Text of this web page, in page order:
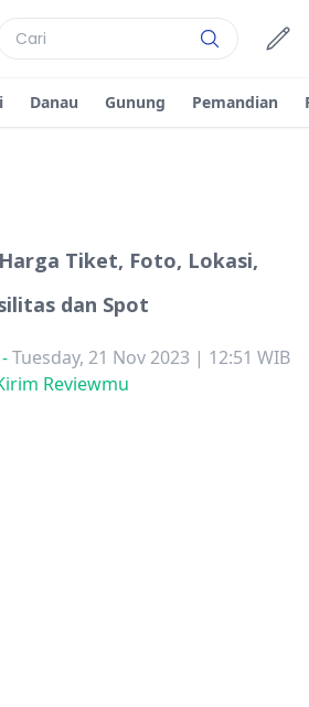
Danau Gunung Pemandian
Tiket, Foto, Lokasi,
dan Spot
-Tuesday, 21 Nov 2023 | 12:51 WIB
Reviewmu